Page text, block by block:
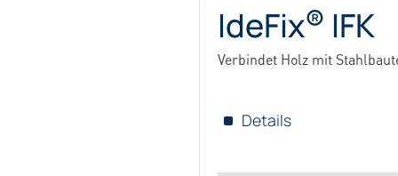
IdeFix® IFK
Verbindet Holz mit
Details